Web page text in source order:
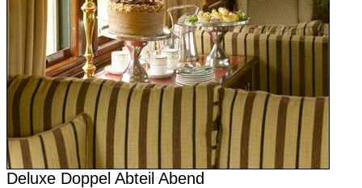
Deluxe Doppel Abteil Abend